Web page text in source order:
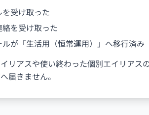
受け取った
を受け取った
が「生活用（恒常運用）」へ移行済み
リアスや使い終わった個別エイリアス
届きません。